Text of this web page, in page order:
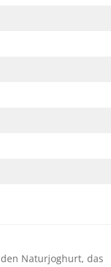
Naturjoghurt, das